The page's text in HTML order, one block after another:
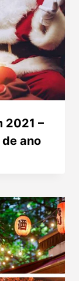
2021 –
ano